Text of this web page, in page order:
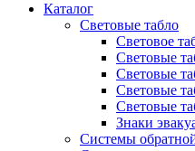
Каталог
Световые табло
Световое
Световые
Световые
Световые
Световые
Знаки
Системы